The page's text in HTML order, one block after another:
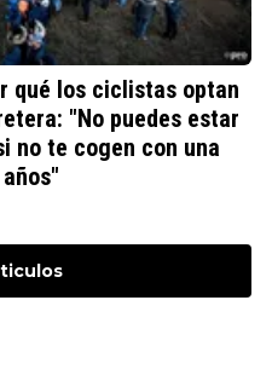
qué los ciclistas optan
"No puedes estar
no te cogen con una